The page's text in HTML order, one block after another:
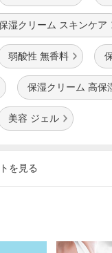
湿クリーム スキンケア
弱酸性 無香料
保湿クリーム 高保
美容 ジェル
を見る